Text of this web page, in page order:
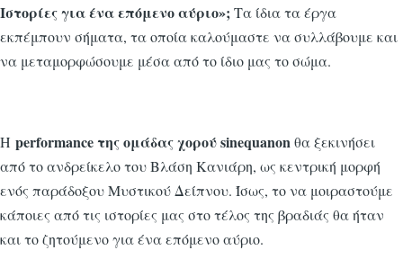
Ιστορίες για ένα επόμενο αύριο»;Τα ίδια τα έργα
εκπέμπουν σήματα, τα οποία καλούμαστε να συλλάβουμε και
να μεταμορφώσουμε μέσα από το ίδιο μας το σώμα.
Η performance της ομάδας χορού sinequanonθα ξεκινήσει
από το ανδρείκελο του Βλάση Κανιάρη, ως κεντρική μορφή
ενός παράδοξου Μυστικού Δείπνου. Ίσως, το να μοιραστούμε
κάποιες από τις ιστορίες μας στο τέλος της βραδιάς θα ήταν
και το ζητούμενο για ένα επόμενο αύριο.